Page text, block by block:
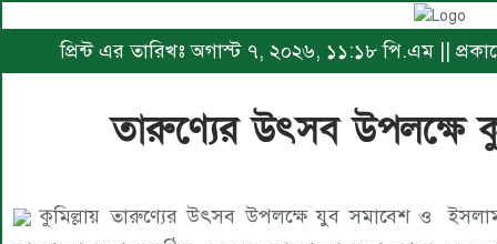
প্রিন্ট এর তারিখঃ অগাস্ট ৭, ২০২৬, ১১:১৮ পি.এম ||
তারুণ্যের উৎসব উপলক্ষে
কুমিল্লায় তারুণ্যের উৎসব উপলক্ষে যুব সমাবেশ ও